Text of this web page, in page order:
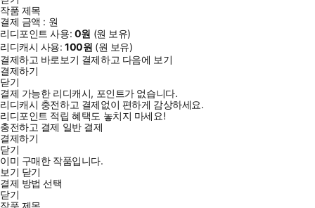
작품 제목
결제 금액 : 원
리디포인트 사용: 0원 (원 보유)
리디캐시 사용:100원 (원 보유)
결제하고 바로보기 결제하고 다음에 보기
결제하기
닫기
결제 가능한 리디캐시, 포인트가 없습니다.
리디캐시 충전하고 결제없이 편하게 감상하세요.
리디포인트 적립 혜택도 놓치지 마세요!
충전하고 결제 일반 결제
결제하기
닫기
이미 구매한 작품입니다.
보기 닫기
결제 방법 선택
닫기
작품 제목